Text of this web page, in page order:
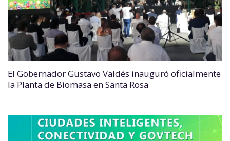
El Gobernador Gustavo Valdés inauguró oficialmente
la Planta de Biomasa en Santa Rosa